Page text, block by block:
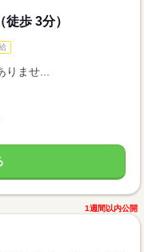
歩 3分）
ませ...
1週間以内公開